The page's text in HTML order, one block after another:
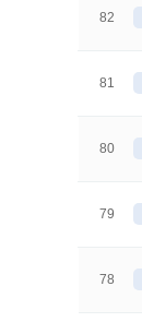
82
81
80
79
78